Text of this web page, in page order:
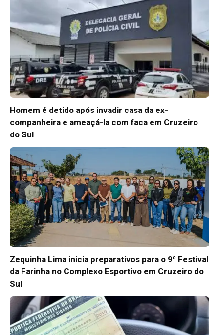
Homem é detido após invadir casa da ex-
companheira e ameaçá-la com faca em Cruzeiro
do Sul
Zequinha Lima inicia preparativos para o 9º Festival
da Farinha no Complexo Esportivo em Cruzeiro do
Sul